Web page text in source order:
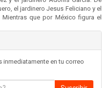
el jardinero Jesus Feliciano y el
Mientras que por México figura el
en tu correo